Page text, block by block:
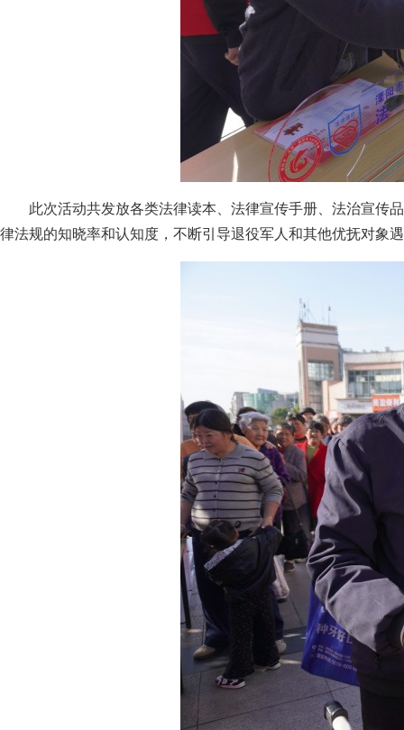
此次活动共发放各类法律读本、法律宣传手册、法治宣传
律法规的知晓率和认知度，不断引导退役军人和其他优抚对象